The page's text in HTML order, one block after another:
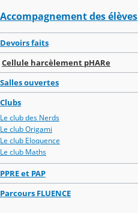
Accompagnement des élèves
Devoirs faits
Cellule harcèlement pHARe
Salles ouvertes
Clubs
Le club des Nerds
Le club Origami
Le club Eloquence
Le club Maths
PPRE et PAP
Parcours FLUENCE